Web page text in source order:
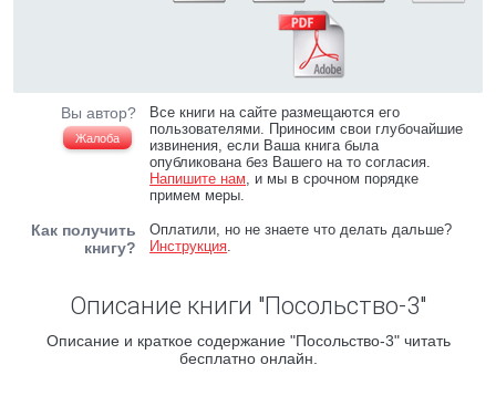
Вы автор?
Жалоба
Все книги на сайте размещаются его
пользователями. Приносим свои глубочайшие
извинения, если Ваша книга была
опубликована без Вашего на то согласия.
Напишите нам, и мы в срочном порядке
примем меры.
Как получить
книгу?
Оплатили, но не знаете что делать дальше?
Инструкция.
Описание книги "Посольство-3"
Описание и краткое содержание "Посольство-3" читать
бесплатно онлайн.